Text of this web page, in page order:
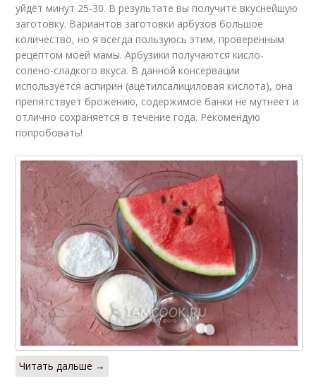
уйдёт минут 25-30. В результате вы получите вкуснейшую
заготовку. Вариантов заготовки арбузов большое
количество, но я всегда пользуюсь этим, проверенным
рецептом моей мамы. Арбузики получаются кисло-
солено-сладкого вкуса. В данной консервации
используется аспирин (ацетилсалициловая кислота), она
препятствует брожению, содержимое банки не мутнеет и
отлично сохраняется в течение года. Рекомендую
попробовать!
Читать дальше →